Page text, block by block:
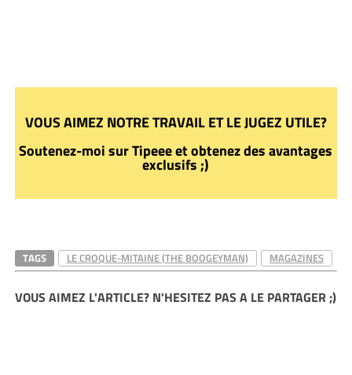
VOUS AIMEZ NOTRE TRAVAIL ET LE JUGEZ UTILE?
Soutenez-moi sur Tipeee et obtenez des avantages
exclusifs ;)
TAGS LE CROQUE-MITAINE (THE BOOGEYMAN) MAGAZINES
VOUS AIMEZ L'ARTICLE? N'HESITEZ PAS A LE PARTAGER ;)